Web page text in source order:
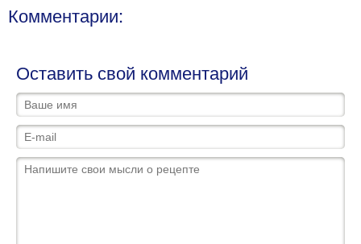
Комментарии:
Оставить свой комментарий